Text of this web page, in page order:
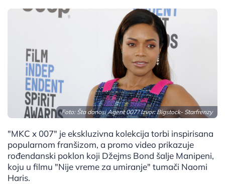
Foto: Šta donosi Agent 007? Izvor: Bigstock- Starfrenzy
"MKC x 007" je ekskluzivna kolekcija torbi inspirisana
popularnom franšizom, a promo video prikazuje
rođendanski poklon koji Džejms Bond šalje Manipeni,
koju u filmu "Nije vreme za umiranje" tumači Naomi
Haris.